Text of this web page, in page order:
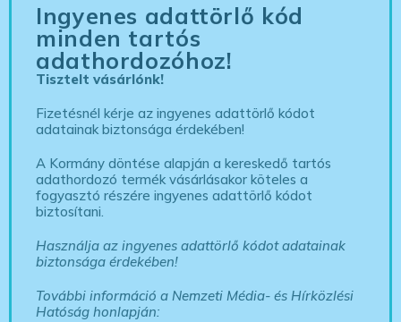
Ingyenes adattörlő kód
minden tartós
adathordozóhoz!
Tisztelt vásárlónk!
Fizetésnél kérje az ingyenes adattörlő kódot
adatainak biztonsága érdekében!
A Kormány döntése alapján a kereskedő tartós
adathordozó termék vásárlásakor köteles a
fogyasztó részére ingyenes adattörlő kódot
biztosítani.
Használja az ingyenes adattörlő kódot adatainak
biztonsága érdekében!
További információ a Nemzeti Média- és Hírközlési
Hatóság honlapján: